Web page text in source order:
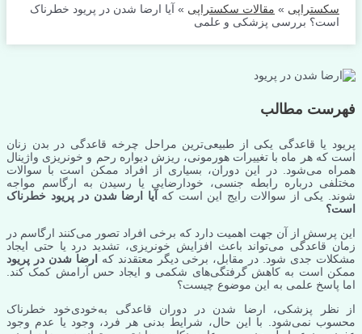
سکستراپی » مقالات سکستراپی » آیا ارضا شدن در پریود خطرناک
است؟ بررسی پزشکی و علمی
فهرست مطالب
پریود یا قاعدگی یکی از طبیعی‌ترین مراحل چرخه قاعدگی در بدن زنان
است که هر ماه با تغییرات هورمونی، ریزش دیواره رحم و خونریزی واژینال
همراه می‌شود. در این دوران، بسیاری از افراد ممکن است با سوالات
مختلفی درباره رابطه جنسی، خودارضایی یا رسیدن به ارگاسم مواجه
شوند. یکی از سوالات رایج این است که
آیا ارضا شدن در پریود خطرناک
است؟
این پرسش از آن جهت اهمیت دارد که برخی افراد تصور می‌کنند ارگاسم در
زمان قاعدگی می‌تواند باعث افزایش خونریزی، تشدید درد یا حتی ایجاد
مشکلات جدی شود. در مقابل، برخی دیگر معتقدند که
ارضا شدن در پریود
ممکن است به کاهش گرفتگی‌های شکمی و ایجاد حس آرامش کمک کند.
اما پاسخ علمی به این موضوع چیست؟
از نظر پزشکی، ارضا شدن در دوران قاعدگی به‌خودی‌خود خطرناک
محسوب نمی‌شود. با این حال، شرایط بدنی هر فرد، وجود یا عدم وجود